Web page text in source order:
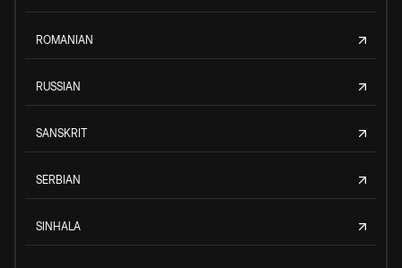
ROMANIAN
RUSSIAN
SANSKRIT
SERBIAN
SINHALA